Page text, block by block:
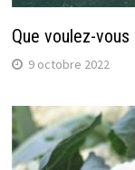
Que voulez-
9 octobre 2022